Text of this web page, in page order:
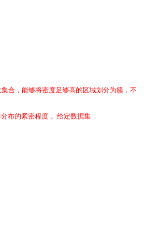
合 ，能够将密度足够高的区域划分为簇，不
布的紧密程度 。给定数据集